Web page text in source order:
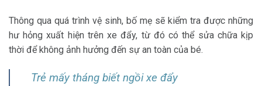
Thông qua quá trình vệ sinh, bố mẹ sẽ kiểm tra được những
hư hỏng xuất hiện trên xe đẩy, từ đó có thể sửa chữa kịp
thời để không ảnh hưởng đến sự an toàn của bé.
Trẻ mấy tháng biết ngồi xe đẩy